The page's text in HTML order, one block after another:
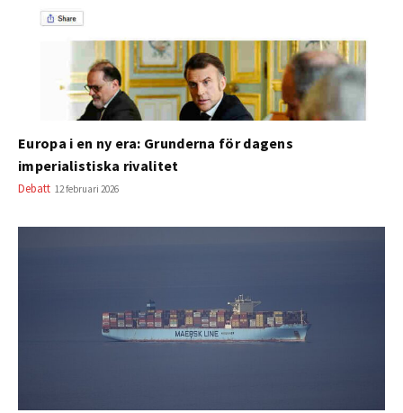
Europa i en ny era: Grunderna för dagens
imperialistiska rivalitet
Debatt 12 februari 2026